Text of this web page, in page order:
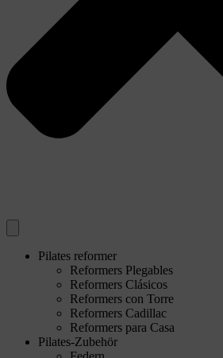
Pilates reformer
Reformers Plegables
Reformers Clásicos
Reformers con Torre
Reformers Cadillac
Reformers para Casa
Pilates-Zubehör